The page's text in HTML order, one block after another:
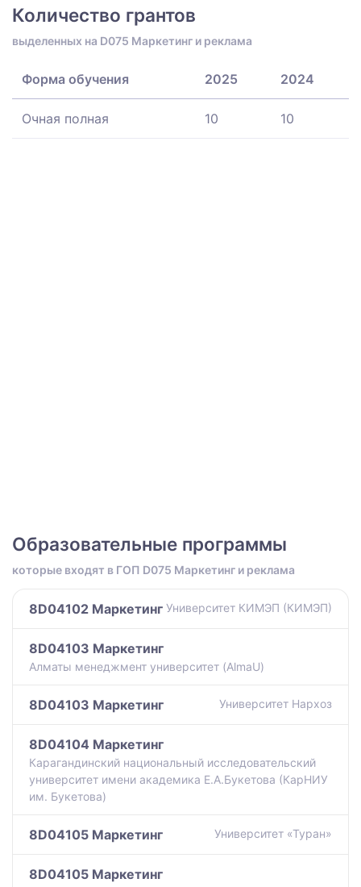
Количество грантов
выделенных на D075 Маркетинг и реклама
Форма обучения 2025 2024
Очная полная 10 10
Образовательные программы
которые входят в ГОП D075 Маркетинг и реклама
8D04102 Маркетинг Университет КИМЭП (КИМЭП)
8D04103 Маркетинг
Алматы менеджмент университет (AlmaU)
8D04103 Маркетинг Университет Нархоз
8D04104 Маркетинг
Карагандинский национальный исследовательский
университет имени академика Е.А.Букетова (КарНИУ
им. Букетова)
8D04105 Маркетинг Университет «Туран»
8D04105 Маркетинг